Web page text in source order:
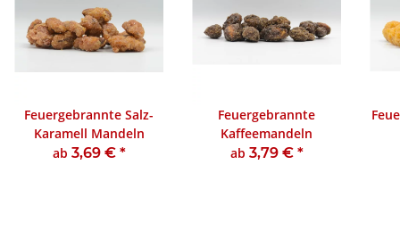
Feuergebrannte Salz-
Karamell Mandeln
ab 3,69 € *
Feuergebrannte
Kaffeemandeln
ab 3,79 € *